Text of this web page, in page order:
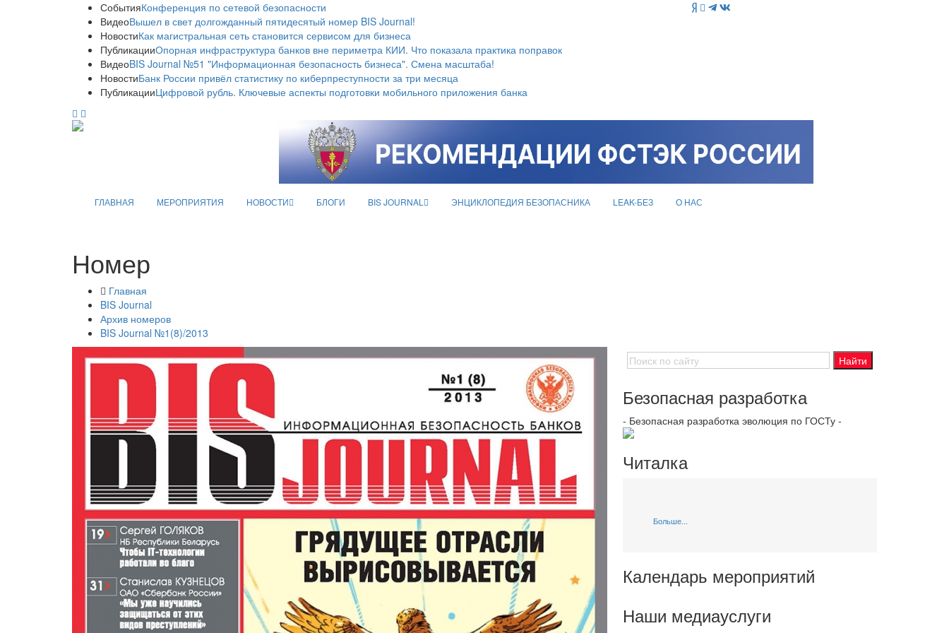
СобытияКонференция по сетевой безопасности
ВидеоВышел в свет долгожданный пятидесятый номер BIS Journal!
НовостиКак магистральная сеть становится сервисом для бизнеса
ПубликацииОпорная инфраструктура банков вне периметра КИИ. Что показала практика поправок
ВидеоBIS Journal №51 "Информационная безопасность бизнеса". Смена масштаба!
НовостиБанк России привёл статистику по киберпреступности за три месяца
ПубликацииЦифровой рубль. Ключевые аспекты подготовки мобильного приложения банка
ГЛАВНАЯ МЕРОПРИЯТИЯ НОВОСТИ БЛОГИ BIS JOURNAL ЭНЦИКЛОПЕДИЯ БЕЗОПАСНИКА LEAK-БЕЗ О НАС
Номер
Главная
BIS Journal
Архив номеров
BIS Journal №1(8)/2013
Безопасная разработка
- Безопасная разработка эволюция по ГОСТу -
Читалка
Больше...
Календарь мероприятий
Наши медиауслуги